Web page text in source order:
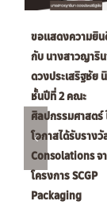
ขอแสดงความยิน
กับ นางสาวญาริ
ดวงประเสริฐชัย
ชั้นปีที่ 2 คณะ
ศิลปกรรมศาสตร์
โอกาสได้รับรางวั
Consolations จ
โครงการ SCGP
Packaging